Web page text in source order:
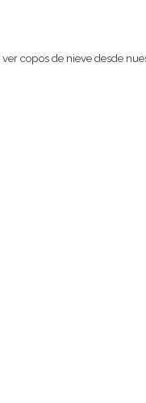
copos de nieve desde